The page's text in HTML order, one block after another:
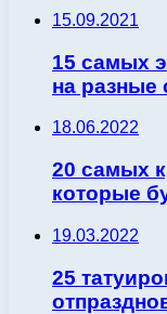
15.09.2021
15 самых
на разные
18.06.2022
20 самых
которые
19.03.2022
25